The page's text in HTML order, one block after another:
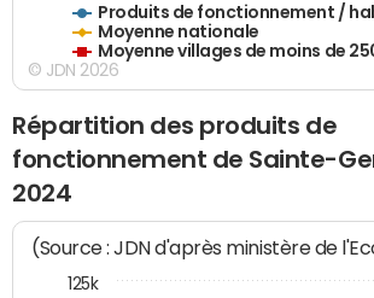
Produits de fonctionnement /
Moyenne nationale
Moyenne villages de moins de
© JDN 2026
Répartition des produits de
fonctionnement de Sainte-
2024
(Source : JDN d'après ministère de
125k